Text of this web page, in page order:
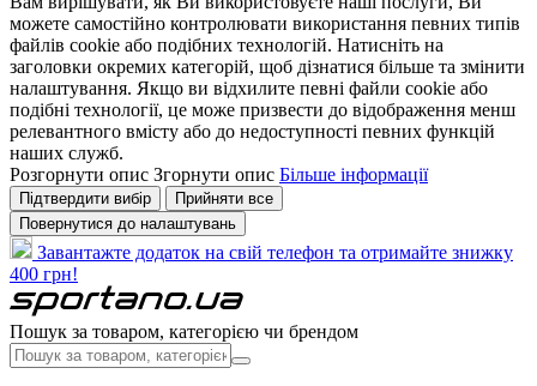
можете самостійно контролювати використання певних типів
файлів cookie або подібних технологій. Натисніть на
заголовки окремих категорій, щоб дізнатися більше та змінити
налаштування. Якщо ви відхилите певні файли cookie або
подібні технології, це може призвести до відображення менш
релевантного вмісту або до недоступності певних функцій
наших служб.
Розгорнути опис Згорнути опис Більше інформації
Підтвердити вибір
Прийняти все
Повернутися до налаштувань
Завантажте додаток на свій телефон та отримайте знижку
400 грн!
Пошук за товаром, категорією чи брендом